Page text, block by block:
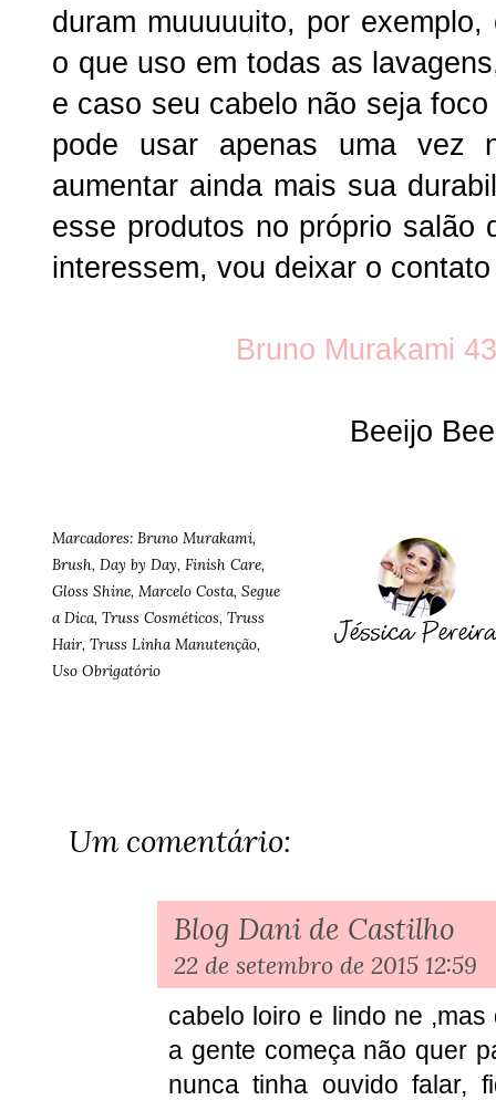
duram muuuuuito, por
o que uso em todas as
e caso seu cabelo não seja
pode usar apenas uma vez
aumentar ainda mais sua
esse produtos no próprio salão
interessem, vou deixar o
Bruno Murakami
Beeijo
Marcadores: Bruno Murakami,
Brush, Day by Day, Finish Care,
Gloss Shine, Marcelo Costa, Segue
a Dica, Truss Cosméticos, Truss
Hair, Truss Linha Manutenção,
Uso Obrigatório
Um comentário:
Blog Dani de Castilho
22 de setembro de 2015 12:59
cabelo loiro e lindo ne
a gente começa não quer
nunca tinha ouvido falar,